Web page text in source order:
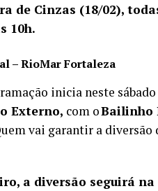
de Cinzas (18/02),
10h.
– RioMar Fortaleza
inicia neste sábado
Externo, com oBailinho
vai garantir a diversão
a diversão seguirá